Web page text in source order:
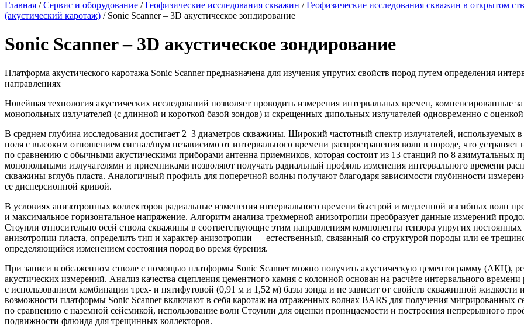
Главная /Сервис и оборудование /Геофизические исследования скважин /Геофизические исследования скважин в открытом
(акустический каротаж) / Sonic Scanner – 3D акустическое зондирование
Sonic Scanner – 3D акустическое зондирование
Платформа акустического каротажа Sonic Scanner предназначена для изучения упругих свойств пород путем определения
направлениях
Новейшая технология акустических исследований позволяет проводить измерения интервальных времен, компенсированные
монопольных излучателей (с длинной и короткой базой зондов) и скрещенных дипольных излучателей одновременно с оценкой
В среднем глубина исследования достигает 2–3 диаметров скважины. Широкий частотный спектр излучателей, используемых
поля с высоким отношением сигнал/шум независимо от интервального времени распространения волн в породе, что
по сравнению с обычными акустическими приборами антенна приемников, которая состоит из 13 станций по 8
монопольными излучателями и приемниками позволяют получать радиальный профиль изменения интервального времени
скважины вглубь пласта. Аналогичный профиль для поперечной волны получают благодаря зависимости глубинности
ее дисперсионной кривой.
В условиях анизотропных коллекторов радиальные изменения интервального времени быстрой и медленной изгибных волн
и максимальное горизонтальное напряжение. Алгоритм анализа трехмерной анизотропии преобразует данные измерений
Стоунли относительно осей ствола скважины в соответствующие этим направлениям компоненты тензора упругих
анизотропии пласта, определить тип и характер анизотропии — естественный, связанный со структурой породы или ее
определяющийся изменением состояния пород во время бурения.
При записи в обсаженном стволе с помощью платформы Sonic Scanner можно получить акустическую цементограмму (АКЦ),
акустических измерений. Анализ качества сцепления цементного камня с колонной основан на расчёте интервального
с использованием комбинации трех- и пятифутовой (0,91 м и 1,52 м) базы зонда и не зависит от свойств скважинной
возможности платформы Sonic Scanner включают в себя каротаж на отраженных волнах BARS для получения мигрированных
по сравнению с наземной сейсмикой, использование волн Стоунли для оценки проницаемости и построения непрерывного
подвижности флюида для трещинных коллекторов.